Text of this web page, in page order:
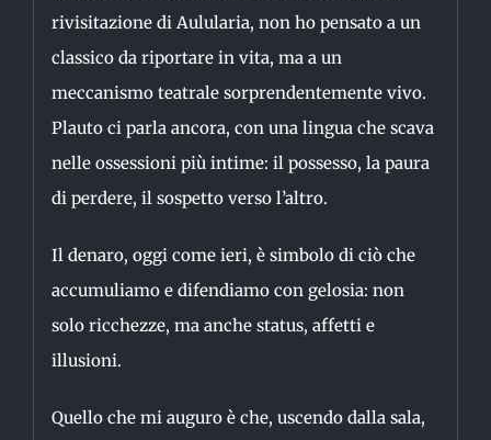
rivisitazione di Aulularia, non ho pensato a un
classico da riportare in vita, ma a un
meccanismo teatrale sorprendentemente vivo.
Plauto ci parla ancora, con una lingua che scava
nelle ossessioni più intime: il possesso, la paura
di perdere, il sospetto verso l’altro.
Il denaro, oggi come ieri, è simbolo di ciò che
accumuliamo e difendiamo con gelosia: non
solo ricchezze, ma anche status, affetti e
illusioni.
Quello che mi auguro è che, uscendo dalla sala,